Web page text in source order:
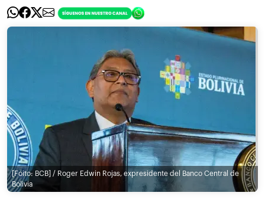
[Foito: BCB] / Roger Edwin Rojas, expresidente del Banco Central de
Bolivia